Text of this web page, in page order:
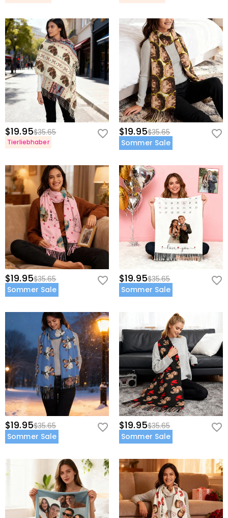
$19.95$35.65
Tierliebhaber
$19.95$35.65
Sommer Sale
$19.95$35.65
Sommer Sale
$19.95$35.65
Sommer Sale
$19.95$35.65
Sommer Sale
$19.95$35.65
Sommer Sale